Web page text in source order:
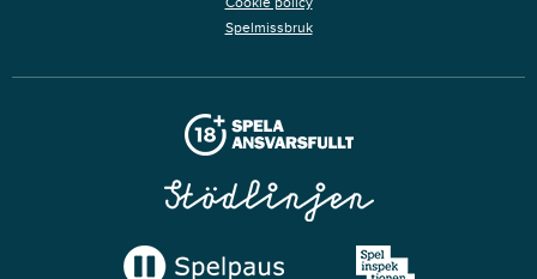
Spelmissbruk